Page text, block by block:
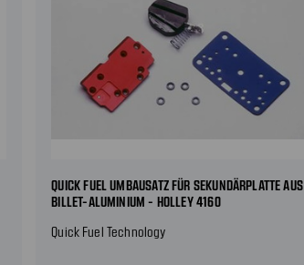
QUICK FUEL UMBAUSATZ FÜR SEKUNDÄRPLATTE AUS
BILLET-ALUMINIUM - HOLLEY 4160
Quick Fuel Technology